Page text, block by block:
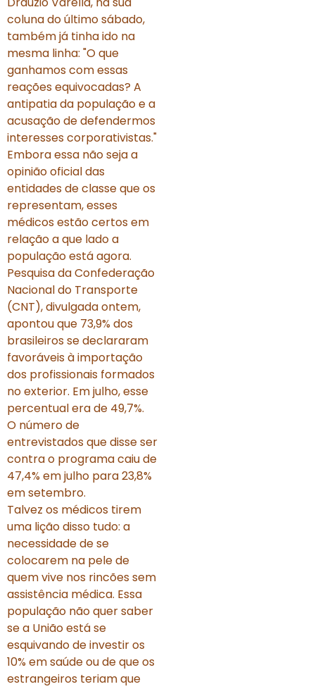
coluna do último sábado,
também já tinha ido na
mesma linha: "O que
ganhamos com essas
reações equivocadas? A
antipatia da população e a
acusação de defendermos
interesses corporativistas."
Embora essa não seja a
opinião oficial das
entidades de classe que os
representam, esses
médicos estão certos em
relação a que lado a
população está agora.
Pesquisa da Confederação
Nacional do Transporte
(CNT), divulgada ontem,
apontou que 73,9% dos
brasileiros se declararam
favoráveis à importação
dos profissionais formados
no exterior. Em julho, esse
percentual era de 49,7%.
O número de
entrevistados que disse ser
contra o programa caiu de
47,4% em julho para 23,8%
em setembro.
Talvez os médicos tirem
uma lição disso tudo: a
necessidade de se
colocarem na pele de
quem vive nos rincões sem
assistência médica. Essa
população não quer saber
se a União está se
esquivando de investir os
10% em saúde ou de que os
estrangeiros teriam que